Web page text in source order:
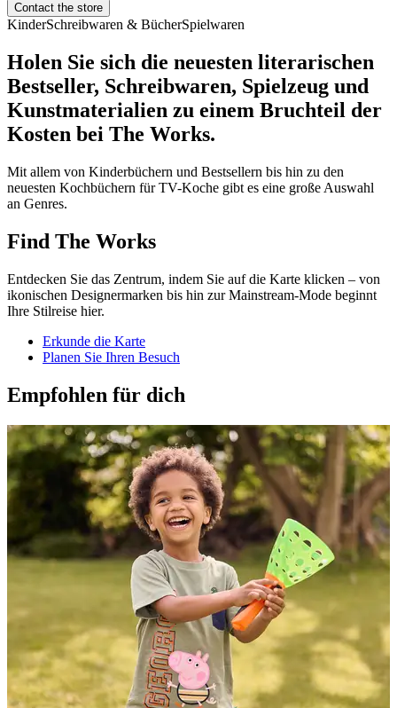
Contact the store
KinderSchreibwaren & BücherSpielwaren
Holen Sie sich die neuesten literarischen
Bestseller, Schreibwaren, Spielzeug und
Kunstmaterialien zu einem Bruchteil der
Kosten bei The Works.
Mit allem von Kinderbüchern und Bestsellern bis hin zu den
neuesten Kochbüchern für TV-Koche gibt es eine große Auswahl
an Genres.
Find The Works
Entdecken Sie das Zentrum, indem Sie auf die Karte klicken – von
ikonischen Designermarken bis hin zur Mainstream-Mode beginnt
Ihre Stilreise hier.
Erkunde die Karte
Planen Sie Ihren Besuch
Empfohlen für dich